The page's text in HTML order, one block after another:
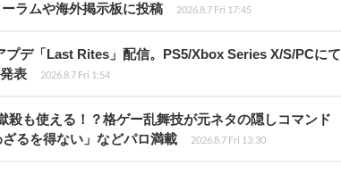
ラムや海外掲示板に投稿
2026.8.7 Fri 17:45
プデ「Last Rites」配信。PS5/Xbox Series X/S/PCにて
表
2026.8.7 Fri 1:54
殺も使える！？格ゲー乱舞技が元ネタの隠しコマンド
るを得ない」などパロ満載
2026.8.7 Fri 13:30